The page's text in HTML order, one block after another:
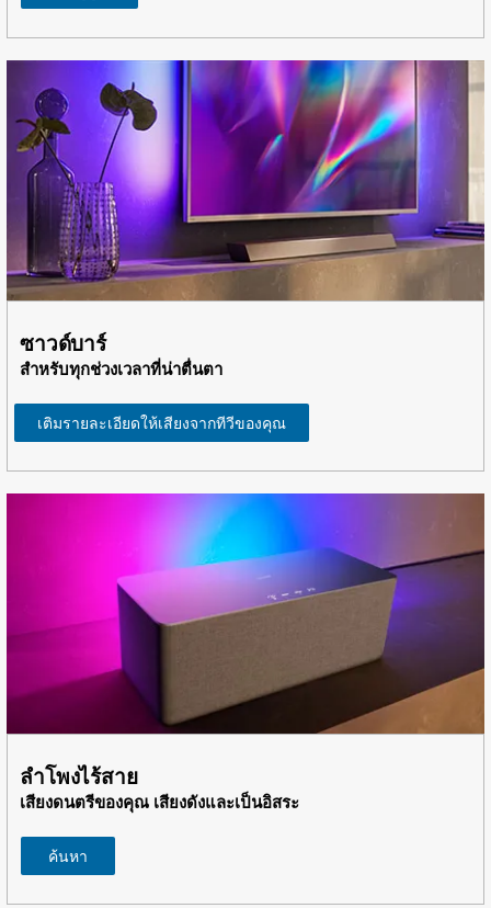
ซาวด์บาร์
สำหรับทุกช่วงเวลาที่น่าตื่นตา
เติมรายละเอียดให้เสียงจากทีวีของคุณ
ลำโพงไร้สาย
เสียงดนตรีของคุณ เสียงดังและเป็นอิสระ
ค้นหา